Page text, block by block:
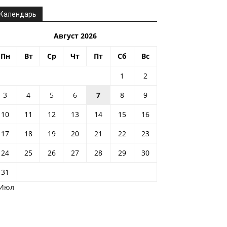
Август 2026
Пн Вт Ср Чт Пт Сб Вс
1
2
3
4 5 6 7 8
9
10
11 12 13 14 15
16
17
18 19 20 21 22
23
24
25 26 27 28 29
30
31